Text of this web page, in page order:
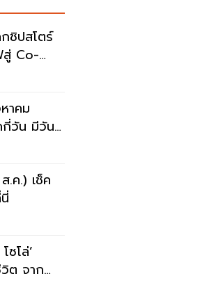
ชิปสโตร์
สู่ Co-
ร
าคม
กี่วัน มีวัน
.ค.) เช็ค
ซโล่’
ต จาก